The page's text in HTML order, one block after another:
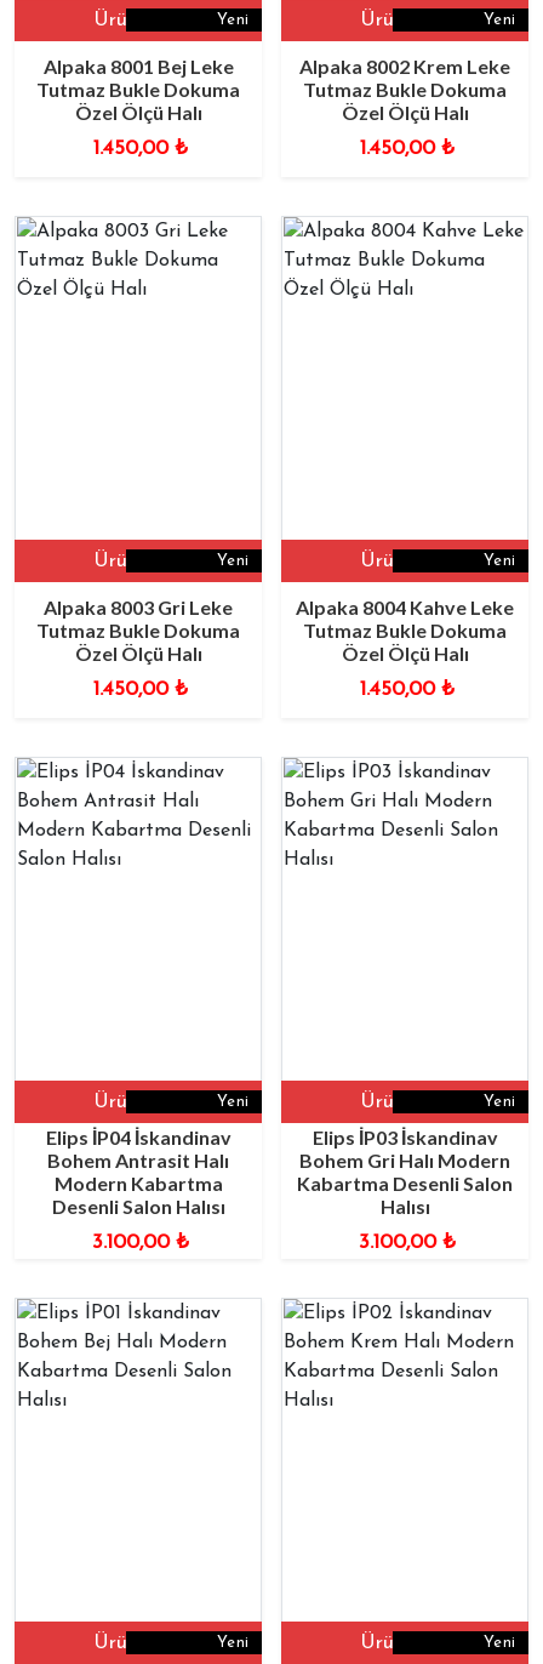
Yeni
Ürüne Git
Alpaka 8001 Bej Leke
Tutmaz Bukle Dokuma
Özel Ölçü Halı
1.450,00 ₺
Yeni
Ürüne Git
Alpaka 8002 Krem Leke
Tutmaz Bukle Dokuma
Özel Ölçü Halı
1.450,00 ₺
Yeni
Ürüne Git
Alpaka 8003 Gri Leke
Tutmaz Bukle Dokuma
Özel Ölçü Halı
1.450,00 ₺
Yeni
Ürüne Git
Alpaka 8004 Kahve Leke
Tutmaz Bukle Dokuma
Özel Ölçü Halı
1.450,00 ₺
Yeni
Ürüne Git
Elips İP04 İskandinav
Bohem Antrasit Halı
Modern Kabartma
Desenli Salon Halısı
3.100,00 ₺
Yeni
Ürüne Git
Elips İP03 İskandinav
Bohem Gri Halı Modern
Kabartma Desenli Salon
Halısı
3.100,00 ₺
Yeni
Ürüne Git Yeni
Ürüne Git